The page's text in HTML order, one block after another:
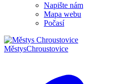
Napište nám
Mapa webu
Počasí
MěstysChroustovice